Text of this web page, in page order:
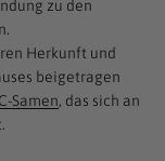
zu den
Herkunft und
beigetragen
Samen, das sich an